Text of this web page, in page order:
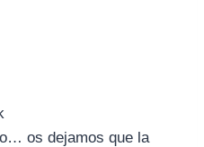
os dejamos que la